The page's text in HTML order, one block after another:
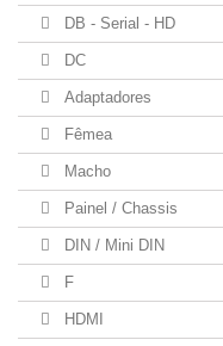
DB - Serial - HD
DC
Adaptadores
Fêmea
Macho
Painel / Chassis
DIN / Mini DIN
F
HDMI